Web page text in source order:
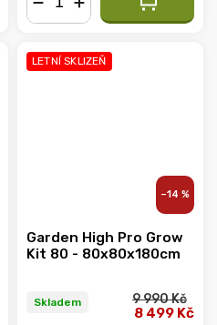
LETNÍ SKLIZEŇ
–14 %
Garden High Pro Grow
Kit 80 - 80x80x180cm
Skladem 9 990 Kč
8 499 Kč